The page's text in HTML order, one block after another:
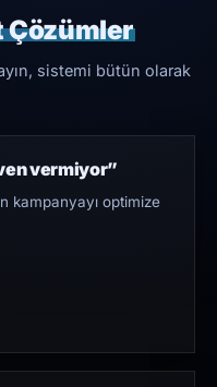
Çözümler
sistemi bütün olarak
vermiyor”
kampanyayı optimize